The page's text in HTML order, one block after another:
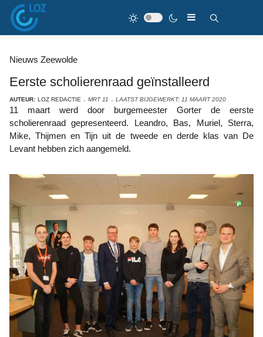
Nieuws Zeewolde
Eerste scholierenraad geïnstalleerd
AUTEUR: LOZ REDACTIE MRT 11 LAATST BIJGEWERKT: 11 MAART 2020
11 maart werd door burgemeester Gorter de eerste
scholierenraad gepresenteerd. Leandro, Bas, Muriel, Sterra,
Mike, Thijmen en Tijn uit de tweede en derde klas van De
Levant hebben zich aangemeld.